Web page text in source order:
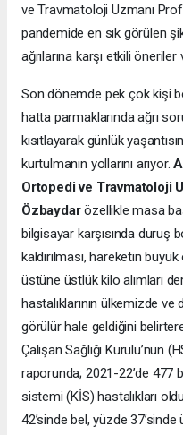
ve Travmatoloji Uzmanı
pandemide en sık görülen
ağrılarına karşı etkili
Son dönemde pek çok kişi
hatta parmaklarında ağrı
kısıtlayarak günlük
kurtulmanın yollarını arıyor.
Ortopedi ve Travmatoloji
Özbaydarözellikle masa
bilgisayar karşısında duruş
kaldırılması, hareketin
üstüne üstlük kilo alımları
hastalıklarının ülkemizde
görülür hale geldiğini
Çalışan Sağlığı Kurulu’nun
raporunda; 2021-22’de 477
sistemi (KİS) hastalıkları
42’sinde bel, yüzde